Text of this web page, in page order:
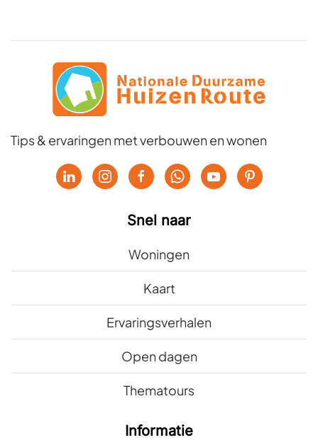
Tips & ervaringen met verbouwen en wonen
Snel naar
Woningen
Kaart
Ervaringsverhalen
Open dagen
Thematours
Informatie